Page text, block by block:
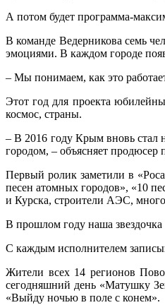
А потом будет программа-
В команде Ведерникова семь
эмоциями. В каждом городе
– Мы понимаем, как это
Этот год для проекта
космос, страны.
– В 2016 году Крым вновь стал
городом, – объясняет продюсер
Первый ролик заметили в
песен атомных городов», «10
и Курска, строители АЭС,
В прошлом году наша
С каждым исполнителем
Жители всех 14 регионов
сегодняшний день «Матушку
«Выйду ночью в поле с конем».